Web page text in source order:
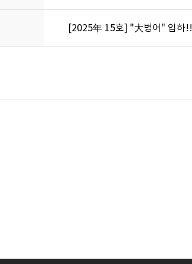
[2025年 15호] "大병어" 입하!!